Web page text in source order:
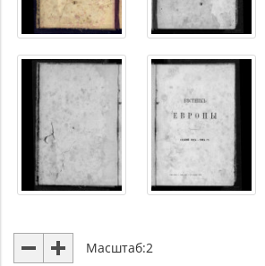
Масштаб:2